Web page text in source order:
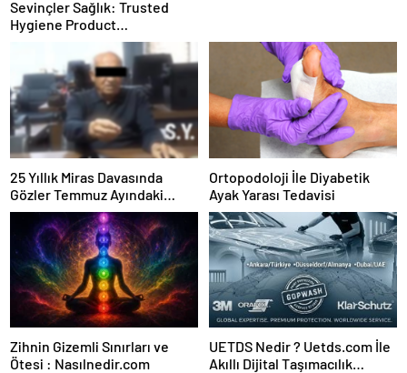
Sevinçler Sağlık: Trusted
Hygiene Product
Manufacturer in Turkey
25 Yıllık Miras Davasında
Gözler Temmuz Ayındaki
Karar Duruşmasına Çevrildi
Ortopodoloji İle Diyabetik
Ayak Yarası Tedavisi
Zihnin Gizemli Sınırları ve
Ötesi : Nasılnedir.com
UETDS Nedir ? Uetds.com İle
Akıllı Dijital Taşımacılık